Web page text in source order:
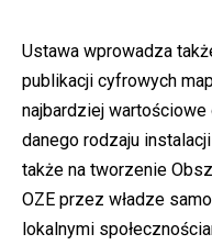
Ustawa wprowadza
publikacji cyfrowych
najbardziej
danego rodzaju
także na tworzenie
OZE przez władze
lokalnymi